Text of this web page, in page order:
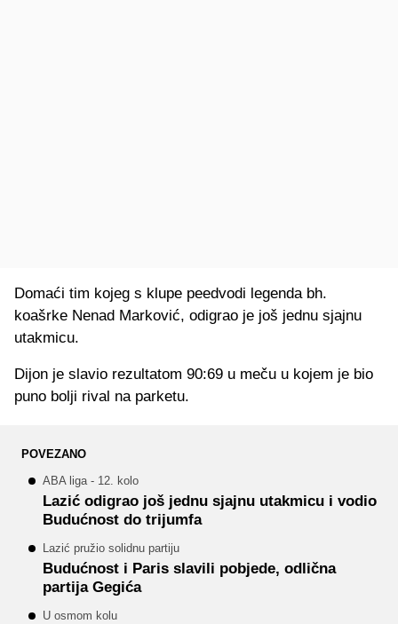
Domaći tim kojeg s klupe peedvodi legenda bh.
koašrke Nenad Marković, odigrao je još jednu sjajnu
utakmicu.
Dijon je slavio rezultatom 90:69 u meču u kojem je bio
puno bolji rival na parketu.
POVEZANO
ABA liga - 12. kolo
Lazić odigrao još jednu sjajnu utakmicu i vodio
Budućnost do trijumfa
Lazić pružio solidnu partiju
Budućnost i Paris slavili pobjede, odlična
partija Gegića
U osmom kolu